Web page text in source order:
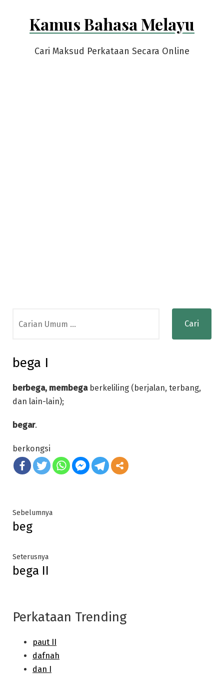
Kamus Bahasa Melayu
Cari Maksud Perkataan Secara Online
for:
bega I
berbega, membegaberkeliling (berjalan, terbang,
dan lain-lain);
begar.
berkongsi
Post
navigation
SebelumnyaPrevious
beg
SeterusnyaNext
bega II
Perkataan Trending